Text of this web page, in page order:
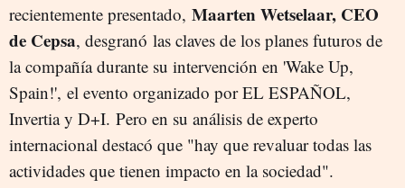
recientemente presentado, Maarten Wetselaar, CEO
de Cepsa, desgranó las claves de los planes futuros de
la compañía durante su intervención en 'Wake Up,
Spain!', el evento organizado por EL ESPAÑOL,
Invertia y D+I. Pero en su análisis de experto
internacional destacó que "hay que revaluar todas las
actividades que tienen impacto en la sociedad".